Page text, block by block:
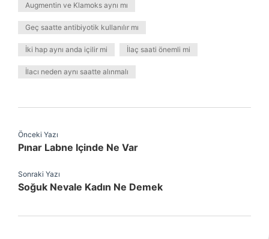
Augmentin ve Klamoks aynı mı
Geç saatte antibiyotik kullanılır mı
İki hap aynı anda içilir mi İlaç saati önemli mi
İlacı neden aynı saatte alınmalı
Önceki Yazı
Pınar Labne Içinde Ne Var
Sonraki Yazı
Soğuk Nevale Kadın Ne Demek